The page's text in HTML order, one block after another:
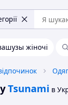
жіночі
Tsunami в